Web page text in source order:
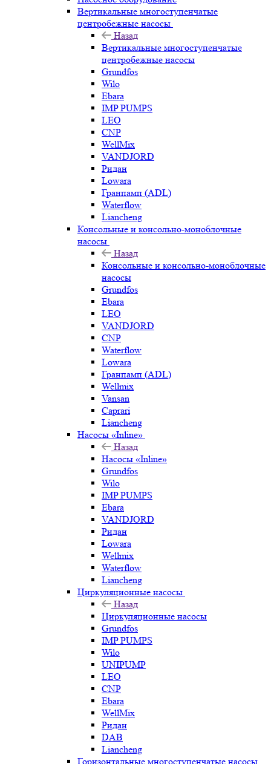
Вертикальные многоступенчатые
центробежные насосы
Назад
Вертикальные многоступенчатые
центробежные насосы
Grundfos
Wilo
Ebara
IMP PUMPS
LEO
CNP
WellMix
VANDJORD
Ридан
Lowara
Гранпамп (ADL)
Waterflow
Liancheng
Консольные и консольно-моноблочные
насосы
Назад
Консольные и консольно-моноблочные
насосы
Grundfos
Ebara
LEO
VANDJORD
CNP
Waterflow
Lowara
Гранпамп (ADL)
Wellmix
Vansan
Caprari
Liancheng
Насосы «Inline»
Назад
Насосы «Inline»
Grundfos
Wilo
IMP PUMPS
Ebara
VANDJORD
Ридан
Lowara
Wellmix
Waterflow
Liancheng
Циркуляционные насосы
Назад
Циркуляционные насосы
Grundfos
IMP PUMPS
Wilo
UNIPUMP
LEO
CNP
Ebara
WellMix
Ридан
DAB
Liancheng
Горизонтальные многоступенчатые насосы